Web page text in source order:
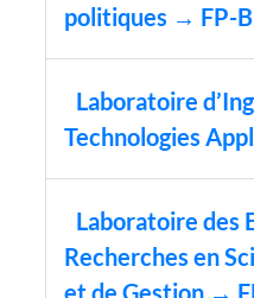
politiques → FP-
Laboratoire
Technologies
Laboratoire des
Recherches en
et de Gestion →